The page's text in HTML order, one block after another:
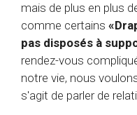
mais de plus en plus
comme certains
pas disposés à
rendez-vous
notre vie, nous
s'agit de parler de